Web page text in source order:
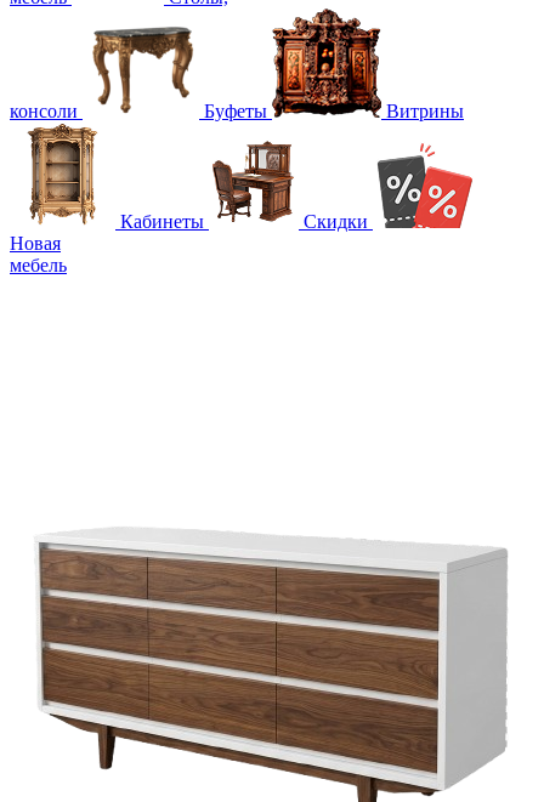
консоли Буфеты Витрины
Кабинеты
Скидки
Новая
мебель